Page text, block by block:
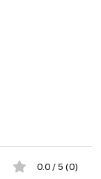
0.0 / 5 (0)